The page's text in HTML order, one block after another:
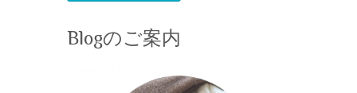
Blogのご案内